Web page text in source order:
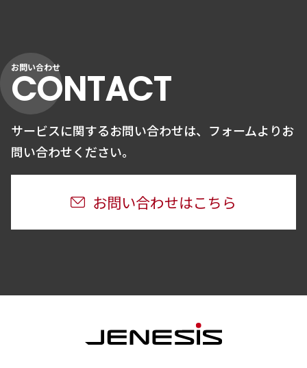
お問い合わせ
CONTACT
サービスに関するお問い合わせは、 フォームよりお
問い合わせください。
お問い合わせはこちら